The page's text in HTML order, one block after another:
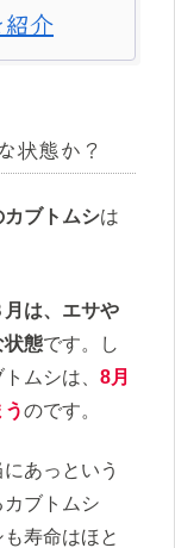
介
状態か？
カブトムシは
月は、エサや
状態です。し
ムシは、 8月
のです。
あっという
ブトムシ
寿命はほと